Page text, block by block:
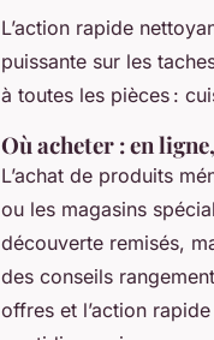
L’action rapide
puissante sur les
à toutes les pièces :
Où acheter : en
L’achat de produits
ou les magasins
découverte remisés,
des conseils
offres et l’action